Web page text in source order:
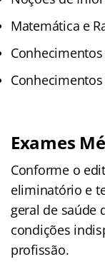
Matemática e
Exames
Conforme o
eliminatório e
geral de saúde
condições
profissão.